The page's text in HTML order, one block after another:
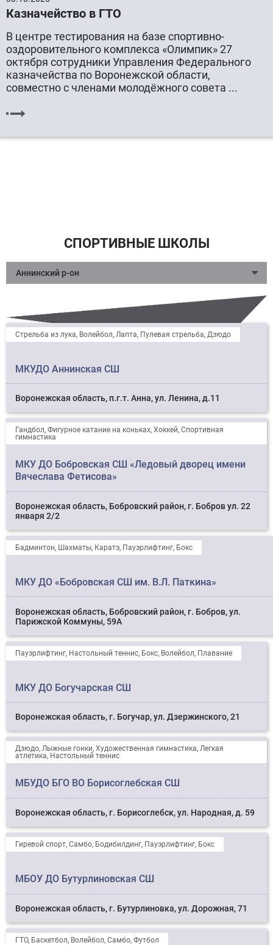
Казначейство в ГТО
В центре тестирования на базе спортивно-
оздоровительного комплекса «Олимпик» 27
октября сотрудники Управления Федерального
казначейства по Воронежской области,
совместно с членами молодёжного совета ...
СПОРТИВНЫЕ ШКОЛЫ
Аннинский р-он
Стрельба из лука, Волейбол, Лапта, Пулевая стрельба, Дзюдо
МКУДО Аннинская СШ
Воронежская область, п.г.т. Анна, ул. Ленина, д.11
Гандбол, Фигурное катание на коньках, Хоккей, Спортивная
гимнастика
МКУ ДО Бобровская СШ «Ледовый дворец имени
Вячеслава Фетисова»
Воронежская область, Бобровский район, г. Бобров ул. 22
января 2/2
Бадминтон, Шахматы, Каратэ, Пауэрлифтинг, Бокс
МКУ ДО «Бобровская СШ им. В.Л. Паткина»
Воронежская область, Бобровский район, г. Бобров, ул.
Парижской Коммуны, 59А
Пауэрлифтинг, Настольный теннис, Бокс, Волейбол, Плавание
МКУ ДО Богучарская СШ
Воронежская область, г. Богучар, ул. Дзержинского, 21
Дзюдо, Лыжные гонки, Художественная гимнастика, Легкая
атлетика, Настольный теннис
МБУДО БГО ВО Борисоглебская СШ
Воронежская область, г. Борисоглебск, ул. Народная, д. 59
Гиревой спорт, Самбо, Бодибилдинг, Пауэрлифтинг, Бокс
МБОУ ДО Бутурлиновская СШ
Воронежская область, г. Бутурлиновка, ул. Дорожная, 71
ГТО, Баскетбол, Волейбол, Самбо, Футбол